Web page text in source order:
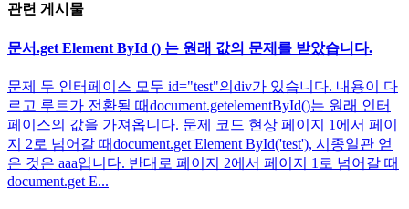
관련 게시물
문서.get Element ById () 는 원래 값의 문제를 받았습니다.
문제 두 인터페이스 모두 id="test"의div가 있습니다. 내용이 다
르고 루트가 전환될 때document.getelementById()는 원래 인터
페이스의 값을 가져옵니다. 문제 코드 현상 페이지 1에서 페이
지 2로 넘어갈 때document.get Element ById('test'), 시종일관 얻
은 것은 aaa입니다. 반대로 페이지 2에서 페이지 1로 넘어갈 때
document.get E...